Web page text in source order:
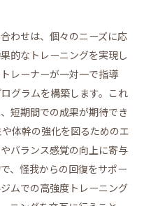
わせは、個々のニーズに応
的なトレーニングを実現し
レーナーが一対一で指導
グラムを構築します。これ
短期間での成果が期待でき
体幹の強化を図るためのエ
バランス感覚の向上に寄与
、怪我からの回復をサポー
ムでの高強度トレーニング